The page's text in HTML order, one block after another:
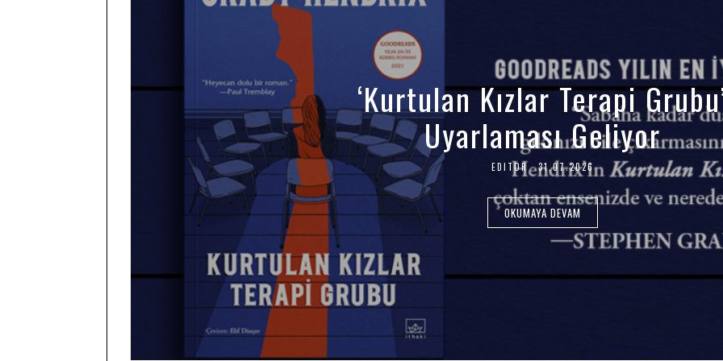
‘Kurtulan Kızlar Terapi
Uyarlaması Geliyor
EDITOR 31.07.20263
1
.
0
.
2
0
6
OKUMAYA DEVAM